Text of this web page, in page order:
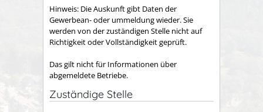
Hinweis: Die Auskunft gibt Daten der
Gewerbean- oder ummeldung wieder. Sie
werden von der zuständigen Stelle nicht auf
Richtigkeit oder Vollständigkeit geprüft.
Das gilt nicht für Informationen über
abgemeldete Betriebe.
Zuständige Stelle